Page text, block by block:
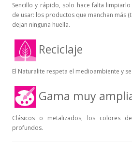
Sencillo y rápido, solo hace falta
de usar: los productos que manchan más
dejan ninguna huella.
Reciclaje
El Naturalite respeta el medioambiente y
Gama muy
Clásicos o metalizados, los colores
profundos.